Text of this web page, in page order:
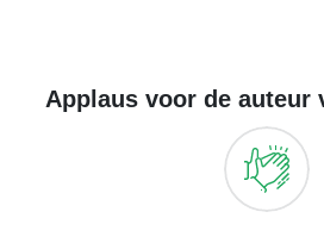
Applaus voor de auteur